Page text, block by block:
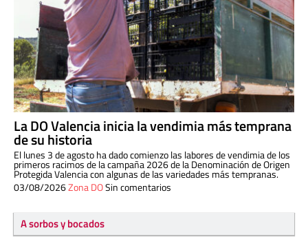
La DO Valencia inicia la vendimia más temprana
de su historia
El lunes 3 de agosto ha dado comienzo las labores de vendimia de los
primeros racimos de la campaña 2026 de la Denominación de Origen
Protegida Valencia con algunas de las variedades más tempranas.
03/08/2026Zona DOSin comentarios
A sorbos y bocados